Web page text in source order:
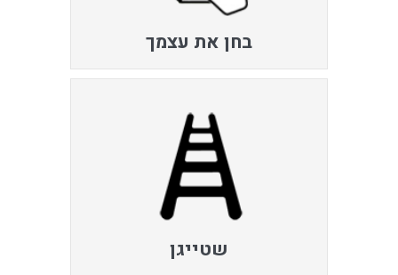
בחן את עצמך
שטייגן